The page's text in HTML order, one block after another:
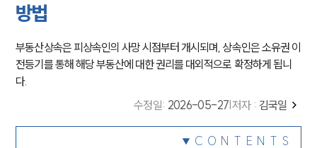
방법
부동산상속은 피상속인의 사망 시점부터 개시되며, 상속인은 소유권 이
전등기를 통해 해당 부동산에 대한 권리를 대외적으로 확정하게 됩니
다.
수정일: 2026-05-27 저자 : 김국일
CONTENTS